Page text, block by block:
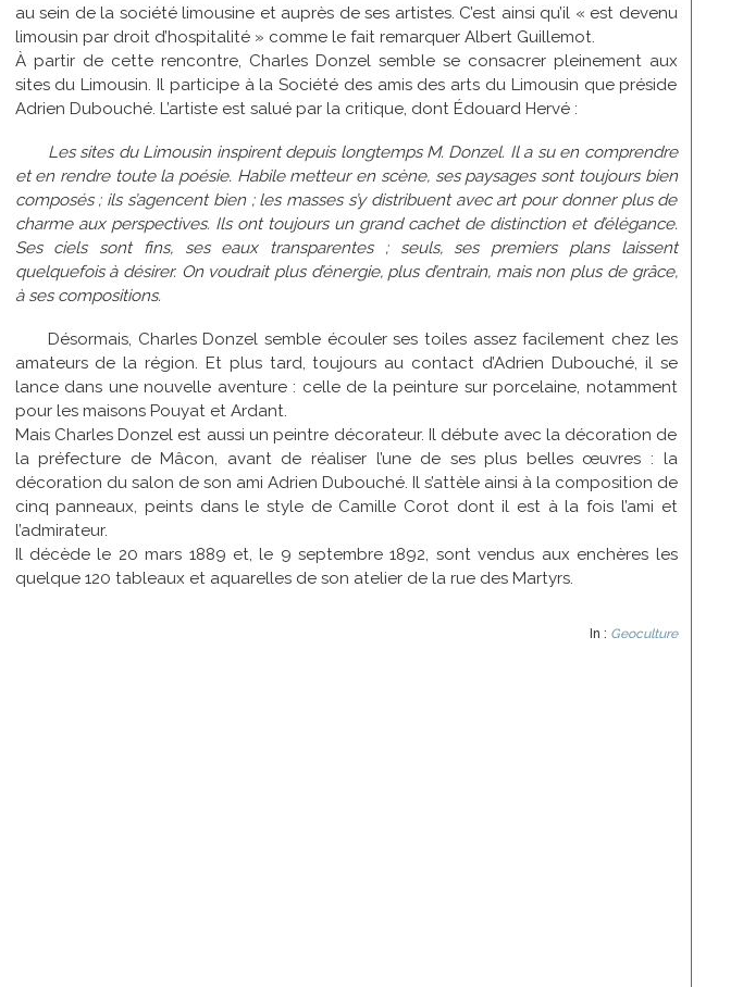
au sein de la société limousine et auprès de ses artistes. C’est ainsi qu’il « est devenu
limousin par droit d’hospitalité » comme le fait remarquer Albert Guillemot.
À partir de cette rencontre, Charles Donzel semble se consacrer pleinement aux
sites du Limousin. Il participe à la Société des amis des arts du Limousin que préside
Adrien Dubouché. L’artiste est salué par la critique, dont Édouard Hervé :
Les sites du Limousin inspirent depuis longtemps M. Donzel. Il a su en comprendre
et en rendre toute la poésie. Habile metteur en scène, ses paysages sont toujours bien
composés ; ils s’agencent bien ; les masses s’y distribuent avec art pour donner plus de
charme aux perspectives. Ils ont toujours un grand cachet de distinction et d’élégance.
Ses ciels sont fins, ses eaux transparentes ; seuls, ses premiers plans laissent
quelquefois à désirer. On voudrait plus d’énergie, plus d’entrain, mais non plus de grâce,
à ses compositions.
Désormais, Charles Donzel semble écouler ses toiles assez facilement chez les
amateurs de la région. Et plus tard, toujours au contact d’Adrien Dubouché, il se
lance dans une nouvelle aventure : celle de la peinture sur porcelaine, notamment
pour les maisons Pouyat et Ardant.
Mais Charles Donzel est aussi un peintre décorateur. Il débute avec la décoration de
la préfecture de Mâcon, avant de réaliser l’une de ses plus belles œuvres : la
décoration du salon de son ami Adrien Dubouché. Il s’attèle ainsi à la composition de
cinq panneaux, peints dans le style de Camille Corot dont il est à la fois l’ami et
l’admirateur.
Il décède le 20 mars 1889 et, le 9 septembre 1892, sont vendus aux enchères les
quelque 120 tableaux et aquarelles de son atelier de la rue des Martyrs.
In : Geoculture